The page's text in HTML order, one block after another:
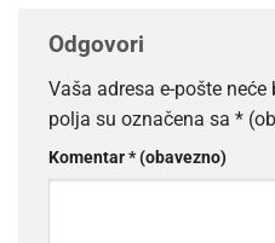
Odgovori
Vaša adresa e-pošte
polja su označena sa *
Komentar* (obavezno)